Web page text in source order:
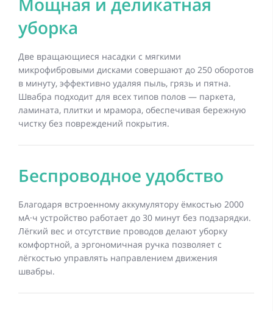
уборка
Две вращающиеся насадки с мягкими
микрофибровыми дисками совершают до 250 оборотов
в минуту, эффективно удаляя пыль, грязь и пятна.
Швабра подходит для всех типов полов — паркета,
ламината, плитки и мрамора, обеспечивая бережную
чистку без повреждений покрытия.
Беспроводное удобство
Благодаря встроенному аккумулятору ёмкостью 2000
мА·ч устройство работает до 30 минут без подзарядки.
Лёгкий вес и отсутствие проводов делают уборку
комфортной, а эргономичная ручка позволяет с
лёгкостью управлять направлением движения
швабры.